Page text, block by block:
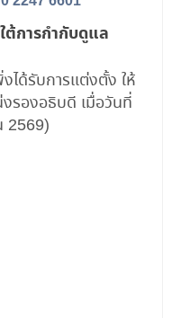
ต้การกำกับดูแล
งได้รับการแต่งตั้ง ให้
รองอธิบดี เมื่อวันที่
2569)